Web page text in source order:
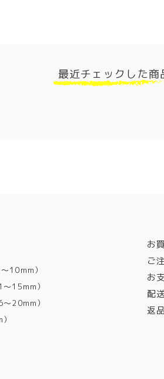
最近チェックした商
10mm）
15mm）
20mm）
お
ご
お
配
返